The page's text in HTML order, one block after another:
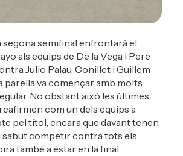
segona semifinal enfrontarà el
als equips de De la Vega i Pere
Julio Palau, Conillet i Guillem
parella va començar amb molts
No obstant això les últimes
com un dels equips a
pel títol, encara que davant tenen
sabut competir contra tots els
també a estar en la final.